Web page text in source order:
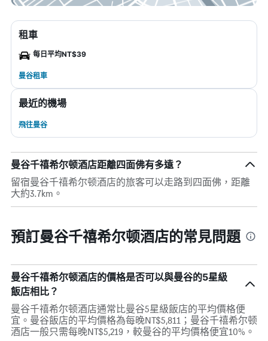
租車
每日平均NT$39
曼谷租車
最近的機場
飛往曼谷
曼谷千禧希尔顿酒店距離四面佛有多遠？
留宿曼谷千禧希尔顿酒店的旅客可以走路到四面佛，距離
大約3.7km。
預訂曼谷千禧希尔顿酒店的常見問題
曼谷千禧希尔顿酒店的價格是否可以與曼谷的5星級
飯店相比？
曼谷千禧希尔顿酒店通常比曼谷5星級飯店的平均價格便
宜。曼谷飯店的平均價格為每晚NT$5,811；曼谷千禧希尔顿
酒店一般只需每晚NT$5,219，較曼谷的平均價格便宜10%。